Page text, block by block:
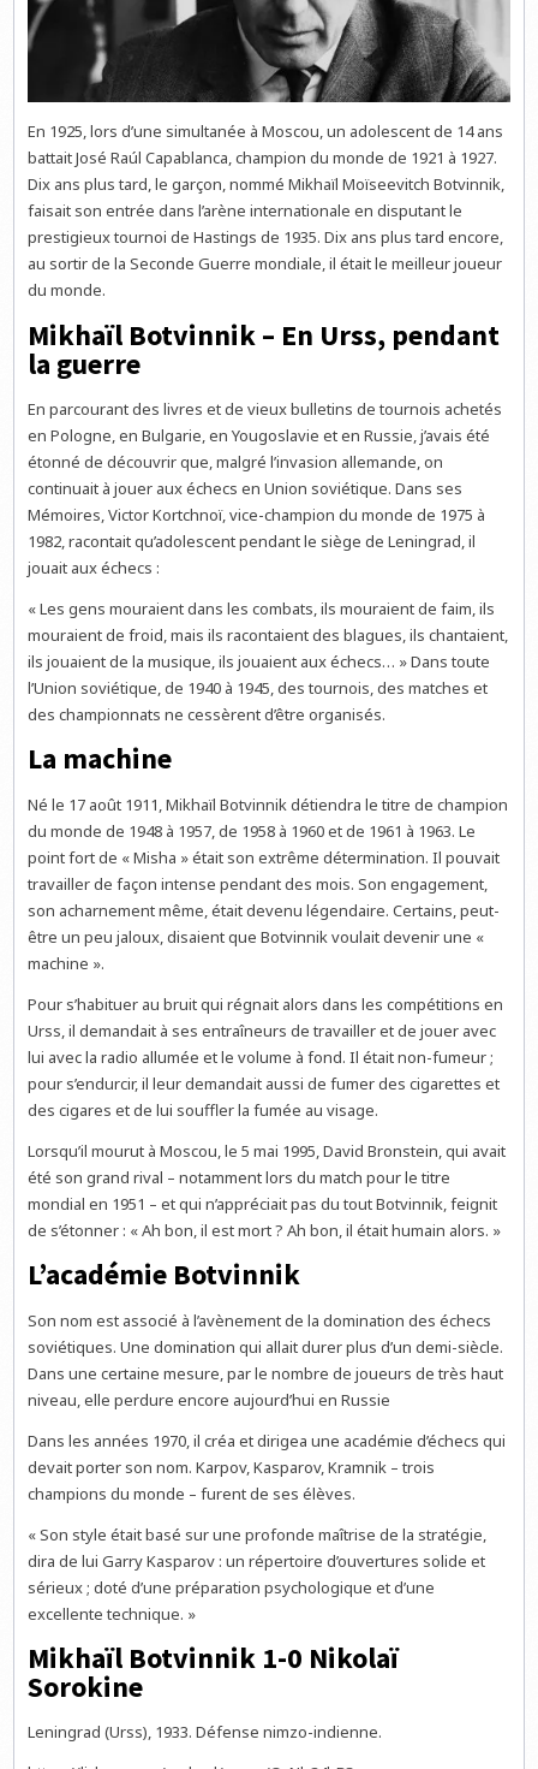
En 1925, lors d’une simultanée à Moscou, un adolescent de 14 ans
battait José Raúl Capablanca, champion du monde de 1921 à 1927.
Dix ans plus tard, le garçon, nommé Mikhaïl Moïseevitch Botvinnik,
faisait son entrée dans l’arène internationale en disputant le
prestigieux tournoi de Hastings de 1935. Dix ans plus tard encore,
au sortir de la Seconde Guerre mondiale, il était le meilleur joueur
du monde.
Mikhaïl Botvinnik – En Urss, pendant
la guerre
En parcourant des livres et de vieux bulletins de tournois achetés
en Pologne, en Bulgarie, en Yougoslavie et en Russie, j’avais été
étonné de découvrir que, malgré l’invasion allemande, on
continuait à jouer aux échecs en Union soviétique. Dans ses
Mémoires, Victor Kortchnoï, vice-champion du monde de 1975 à
1982, racontait qu’adolescent pendant le siège de Leningrad, il
jouait aux échecs :
« Les gens mouraient dans les combats, ils mouraient de faim, ils
mouraient de froid, mais ils racontaient des blagues, ils chantaient,
ils jouaient de la musique, ils jouaient aux échecs… » Dans toute
l’Union soviétique, de 1940 à 1945, des tournois, des matches et
des championnats ne cessèrent d’être organisés.
La machine
Né le 17 août 1911, Mikhaïl Botvinnik détiendra le titre de champion
du monde de 1948 à 1957, de 1958 à 1960 et de 1961 à 1963. Le
point fort de « Misha » était son extrême détermination. Il pouvait
travailler de façon intense pendant des mois. Son engagement,
son acharnement même, était devenu légendaire. Certains, peut-
être un peu jaloux, disaient que Botvinnik voulait devenir une «
machine ».
Pour s’habituer au bruit qui régnait alors dans les compétitions en
Urss, il demandait à ses entraîneurs de travailler et de jouer avec
lui avec la radio allumée et le volume à fond. Il était non-fumeur ;
pour s’endurcir, il leur demandait aussi de fumer des cigarettes et
des cigares et de lui souffler la fumée au visage.
Lorsqu’il mourut à Moscou, le 5 mai 1995, David Bronstein, qui avait
été son grand rival – notamment lors du match pour le titre
mondial en 1951 – et qui n’appréciait pas du tout Botvinnik, feignit
de s’étonner : « Ah bon, il est mort ? Ah bon, il était humain alors. »
L’académie Botvinnik
Son nom est associé à l’avènement de la domination des échecs
soviétiques. Une domination qui allait durer plus d’un demi-siècle.
Dans une certaine mesure, par le nombre de joueurs de très haut
niveau, elle perdure encore aujourd’hui en Russie
Dans les années 1970, il créa et dirigea une académie d’échecs qui
devait porter son nom. Karpov, Kasparov, Kramnik – trois
champions du monde – furent de ses élèves.
« Son style était basé sur une profonde maîtrise de la stratégie,
dira de lui Garry Kasparov : un répertoire d’ouvertures solide et
sérieux ; doté d’une préparation psychologique et d’une
excellente technique. »
Mikhaïl Botvinnik 1-0 Nikolaï
Sorokine
Leningrad (Urss), 1933. Défense nimzo-indienne.